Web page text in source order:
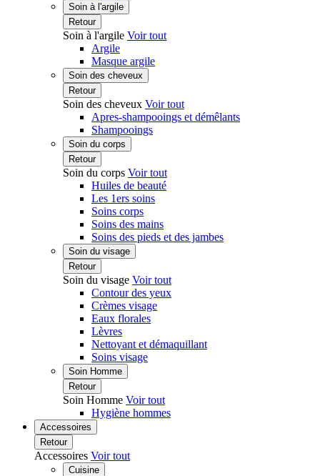
Soin à l'argile
Retour
Soin à l'argile Voir tout
Argile
Masque argile
Soin des cheveux
Retour
Soin des cheveux Voir tout
Apres-shampooings et démêlants
Shampooings
Soin du corps
Retour
Soin du corps Voir tout
Huiles de beauté
Les 1ers soins
Soins corps
Soins des mains
Soins des pieds et des jambes
Soin du visage
Retour
Soin du visage Voir tout
Contour des yeux
Crèmes visage
Eaux florales
Lèvres
Nettoyant et démaquillant
Soins visage
Soin Homme
Retour
Soin Homme Voir tout
Hygiène hommes
Accessoires
Retour
Accessoires Voir tout
Cuisine